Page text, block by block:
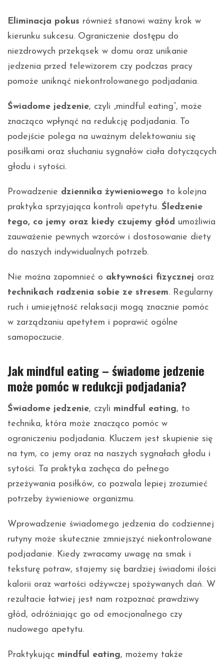
Eliminacja pokus również stanowi ważny krok w
kierunku sukcesu. Ograniczenie dostępu do
niezdrowych przekąsek w domu oraz unikanie
jedzenia przed telewizorem czy podczas pracy
pomoże uniknąć niekontrolowanego podjadania.
Świadome jedzenie, czyli „mindful eating”, może
znacząco wpłynąć na redukcję podjadania. To
podejście polega na uważnym delektowaniu się
posiłkami oraz słuchaniu sygnałów ciała dotyczących
głodu i sytości.
Prowadzenie dziennika żywieniowego to kolejna
praktyka sprzyjająca kontroli apetytu. Śledzenie
tego, co jemy oraz kiedy czujemy głód umożliwia
zauważenie pewnych wzorców i dostosowanie diety
do naszych indywidualnych potrzeb.
Nie można zapomnieć o aktywności fizycznej oraz
technikach radzenia sobie ze stresem. Regularny
ruch i umiejętność relaksacji mogą znacznie pomóc
w zarządzaniu apetytem i poprawić ogólne
samopoczucie.
Jak mindful eating – świadome jedzenie
może pomóc w redukcji podjadania?
Świadome jedzenie, czyli mindful eating, to
technika, która może znacząco pomóc w
ograniczeniu podjadania. Kluczem jest skupienie się
na tym, co jemy oraz na naszych sygnałach głodu i
sytości. Ta praktyka zachęca do pełnego
przeżywania posiłków, co pozwala lepiej zrozumieć
potrzeby żywieniowe organizmu.
Wprowadzenie świadomego jedzenia do codziennej
rutyny może skutecznie zmniejszyć niekontrolowane
podjadanie. Kiedy zwracamy uwagę na smak i
teksturę potraw, stajemy się bardziej świadomi ilości
kalorii oraz wartości odżywczej spożywanych dań. W
rezultacie łatwiej jest nam rozpoznać prawdziwy
głód, odróżniając go od emocjonalnego czy
nudowego apetytu.
Praktykując mindful eating, możemy także